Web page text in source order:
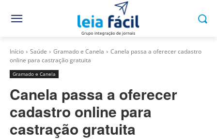
Início Saúde Gramado e Canela
Canela passa a oferecer cadastro
online para castração gratuita
Gramado e Canela
Canela passa a oferecer
cadastro online para
castração gratuita